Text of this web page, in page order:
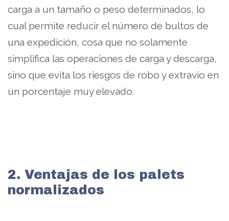
carga a un tamaño o peso determinados, lo
cual permite reducir el número de bultos de
una expedición, cosa que no solamente
simplifica las operaciones de carga y descarga,
sino que evita los riesgos de robo y extravío en
un porcentaje muy elevado.
2. Ventajas de los palets
normalizados